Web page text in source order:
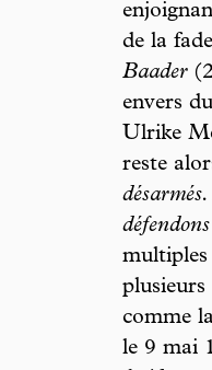
de la
Baader
envers
Ulrike
reste
multiples
plusieurs
comme
le 9 mai